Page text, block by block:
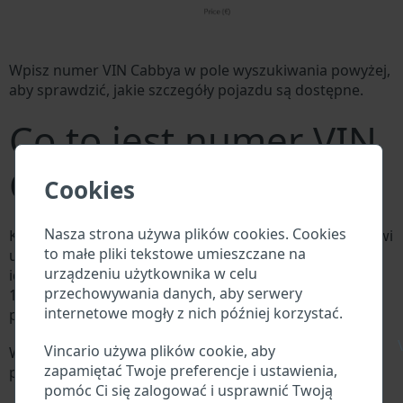
Cookies
Nasza strona używa plików cookies. Cookies
to małe pliki tekstowe umieszczane na
urządzeniu użytkownika w celu
przechowywania danych, aby serwery
internetowe mogły z nich później korzystać.
Vincario używa plików cookie, aby
zapamiętać Twoje preferencje i ustawienia,
pomóc Ci się zalogować i usprawnić Twoją
Wpisz numer VIN Cabbya w pole wyszukiwania powyżej,
aby sprawdzić, jakie szczegóły pojazdu są dostępne.
Co to jest numer VIN
Cabbya?
Każdy producent Cabbya przypisuje każdemu pojazdowi
unikalny identyfikator zwany numerem
identyfikacyjnym pojazdu (VIN). Numer VIN składa się z
17 cyfr i składa się z liter i cyfr zawierających
podstawowe informacje o pojeździe.
Wszystkie bazy danych w branży motoryzacyjnej
przeszukują VIN:
Baza danych producenta Cabbya